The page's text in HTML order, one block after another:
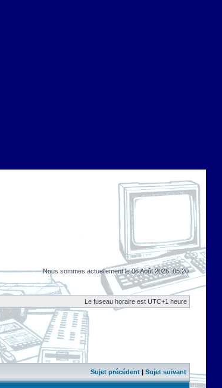
Nous sommes actuellement le 06 Août 2026, 05:20
Le fuseau horaire est UTC+1 heure
Sujet précédent | Sujet suivant